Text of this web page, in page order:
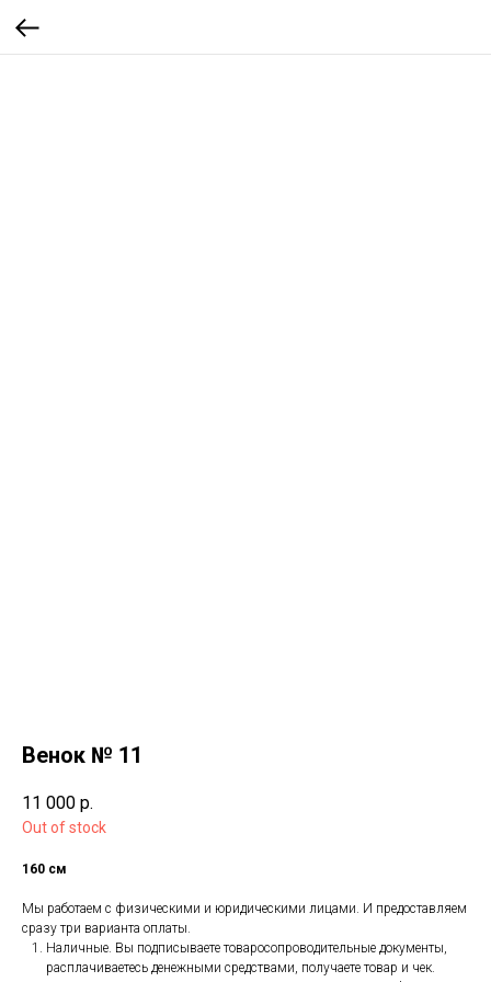
Венок № 11
11 000 р.
Out of stock
160 см
Мы работаем с физическими и юридическими лицами. И предоставляем
сразу три варианта оплаты.
Наличные. Вы подписываете товаросопроводительные документы,
расплачиваетесь денежными средствами, получаете товар и чек.